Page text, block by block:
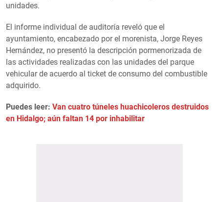
unidades.
El informe individual de auditoría reveló que el
ayuntamiento, encabezado por el morenista, Jorge Reyes
Hernández, no presentó la descripción pormenorizada de
las actividades realizadas con las unidades del parque
vehicular de acuerdo al ticket de consumo del combustible
adquirido.
Puedes leer: Van cuatro túneles huachicoleros destruidos
en Hidalgo; aún faltan 14 por inhabilitar